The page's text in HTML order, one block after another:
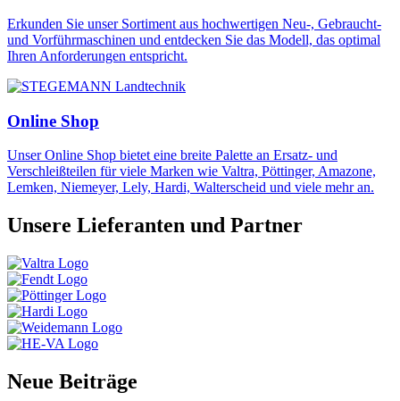
Erkunden Sie unser Sortiment aus hochwertigen Neu-, Gebraucht-
und Vorführmaschinen und entdecken Sie das Modell, das optimal
Ihren Anforderungen entspricht.
Online Shop
Unser Online Shop bietet eine breite Palette an Ersatz- und
Verschleißteilen für viele Marken wie Valtra, Pöttinger, Amazone,
Lemken, Niemeyer, Lely, Hardi, Walterscheid und viele mehr an.
Unsere Lieferanten und Partner
Neue Beiträge